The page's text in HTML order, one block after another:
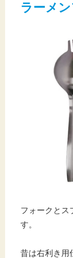
ラーメン
フォークとス
す。
昔は右利き用